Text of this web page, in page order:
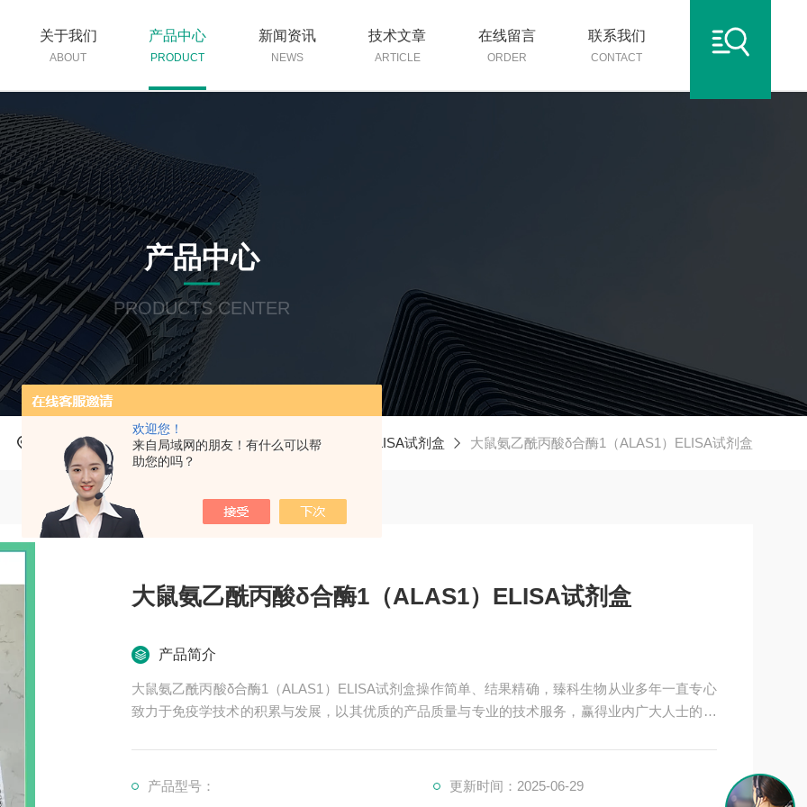
欢迎您！
来自局域网的朋友！有什么可以帮
助您的吗？
关于我们
ABOUT
产品中心
PRODUCT
新闻资讯
NEWS
技术文章
ARTICLE
在线留言
ORDER
联系我们
CONTACT
产品中心
PRODUCTS CENTER
当前位置：首页 产品中心 ELISA试剂盒 大鼠ELISA试剂盒 大鼠氨乙酰丙酸δ合酶1（ALAS1）ELISA试剂盒
大鼠氨乙酰丙酸δ合酶1（ALAS1）ELISA试剂盒
产品简介
大鼠氨乙酰丙酸δ合酶1（ALAS1）ELISA试剂盒操作简单、结果精确，臻科生物从业多年一直专心
致力于免疫学技术的积累与发展，以其优质的产品质量与专业的技术服务，赢得业内广大人士的认
产品型号： 更新时间：2025-06-29